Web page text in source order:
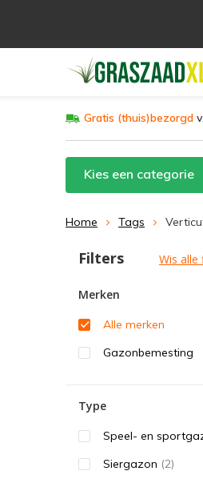
Gratis (thuis)bezorgd
Kies een categorie
Home Tags
Sorteren op:
Filters Wis alle
Merken
Alle merken
Gazonbemesting
Type
Speel- en
Siergazon (2)